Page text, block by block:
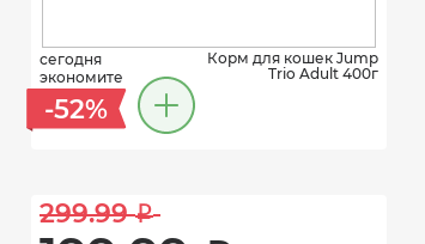
сегодня
экономите
-52%
Корм для кошек Jump
Trio Adult 400г
299.99 i